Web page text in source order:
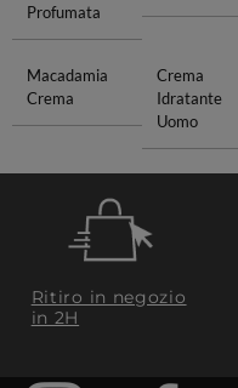
Profumata
Macadamia
Crema
Crema
Idratante
Uomo
Ritiro in negozio
in 2H